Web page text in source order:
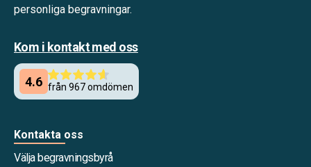
personliga begravningar.
Kom i kontakt med oss
Kontakta oss
Välja begravningsbyrå